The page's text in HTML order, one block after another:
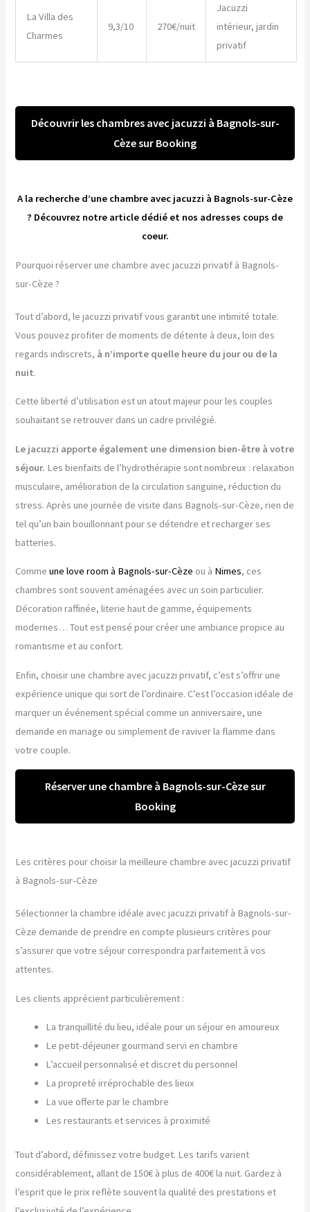
La Villa des
Charmes
9,3/10 270€/nuit
Jacuzzi
intérieur, jardin
privatif
Découvrir les chambres avec jacuzzi à Bagnols-sur-
Cèze sur Booking
A la recherche d’une chambre avec jacuzzi à Bagnols-sur-Cèze
? Découvrez notre article dédié et nos adresses coups de
coeur.
Pourquoi réserver une chambre avec jacuzzi privatif à Bagnols-
sur-Cèze ?
Tout d’abord, le jacuzzi privatif vous garantit une intimité totale.
Vous pouvez profiter de moments de détente à deux, loin des
regards indiscrets, à n’importe quelle heure du jour ou de la
nuit.
Cette liberté d’utilisation est un atout majeur pour les couples
souhaitant se retrouver dans un cadre privilégié.
Le jacuzzi apporte également une dimension bien-être à votre
séjour. Les bienfaits de l’hydrothérapie sont nombreux : relaxation
musculaire, amélioration de la circulation sanguine, réduction du
stress. Après une journée de visite dans Bagnols-sur-Cèze, rien de
tel qu’un bain bouillonnant pour se détendre et recharger ses
batteries.
Comme une love room à Bagnols-sur-Cèze ou à Nimes, ces
chambres sont souvent aménagées avec un soin particulier.
Décoration raffinée, literie haut de gamme, équipements
modernes… Tout est pensé pour créer une ambiance propice au
romantisme et au confort.
Enfin, choisir une chambre avec jacuzzi privatif, c’est s’offrir une
expérience unique qui sort de l’ordinaire. C’est l’occasion idéale de
marquer un événement spécial comme un anniversaire, une
demande en mariage ou simplement de raviver la flamme dans
votre couple.
Réserver une chambre à Bagnols-sur-Cèze sur
Booking
Les critères pour choisir la meilleure chambre avec jacuzzi privatif
à Bagnols-sur-Cèze
Sélectionner la chambre idéale avec jacuzzi privatif à Bagnols-sur-
Cèze demande de prendre en compte plusieurs critères pour
s’assurer que votre séjour correspondra parfaitement à vos
attentes.
Les clients apprécient particulièrement :
La tranquillité du lieu, idéale pour un séjour en amoureux
Le petit-déjeuner gourmand servi en chambre
L’accueil personnalisé et discret du personnel
La propreté irréprochable des lieux
La vue offerte par le chambre
Les restaurants et services à proximité
Tout d’abord, définissez votre budget. Les tarifs varient
considérablement, allant de 150€ à plus de 400€ la nuit. Gardez à
l’esprit que le prix reflète souvent la qualité des prestations et